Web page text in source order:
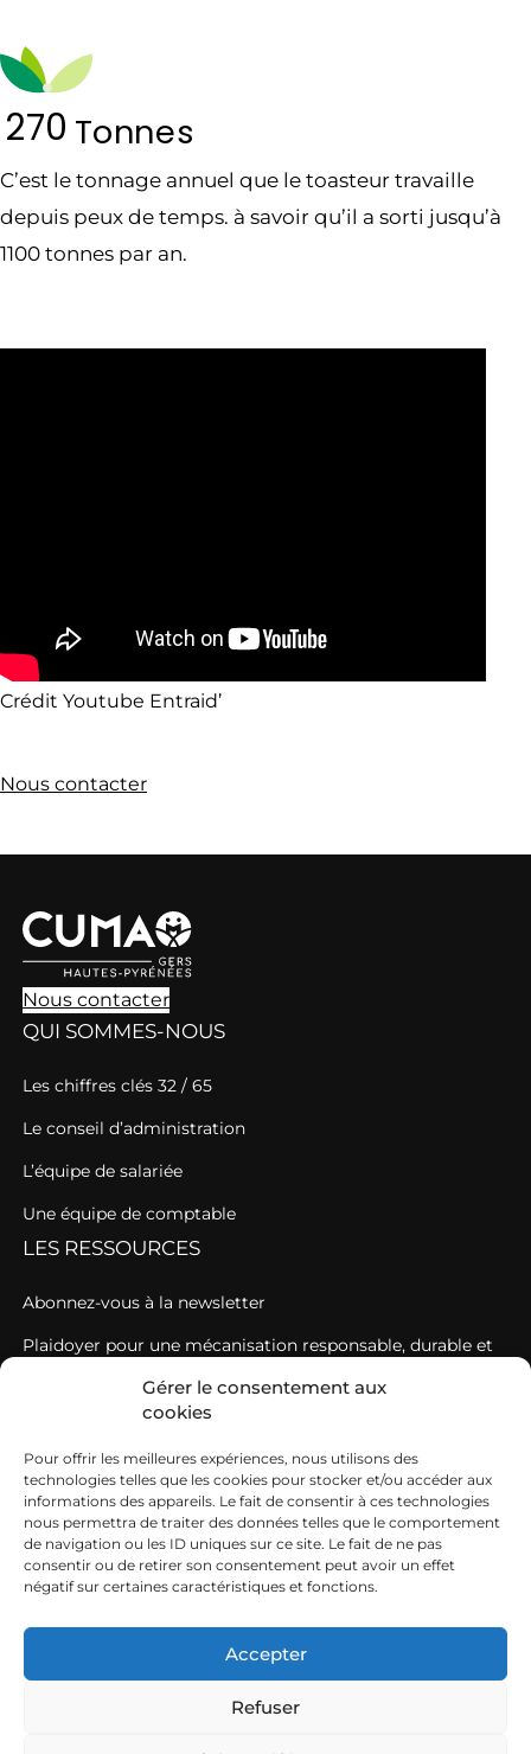
Gérer le consentement aux
cookies
Pour offrir les meilleures expériences, nous utilisons des
technologies telles que les cookies pour stocker et/ou accéder aux
informations des appareils. Le fait de consentir à ces technologies
nous permettra de traiter des données telles que le comportement
de navigation ou les ID uniques sur ce site. Le fait de ne pas
consentir ou de retirer son consentement peut avoir un effet
négatif sur certaines caractéristiques et fonctions.
Accepter
Refuser
270 Tonnes
C’est le tonnage annuel que le toasteur travaille
depuis peux de temps. à savoir qu’il a sorti jusqu’à
1100 tonnes par an.
Crédit Youtube Entraid’
Nous contacter
Nous contacter
QUI SOMMES-NOUS
Les chiffres clés 32 / 65
Le conseil d’administration
L’équipe de salariée
Une équipe de comptable
LES RESSOURCES
Abonnez-vous à la newsletter
Plaidoyer pour une mécanisation responsable, durable et
vivable de l’agriculture française
Histoire(s) de Cuma : l’exposition
L’EMPLOI EN CUMA
Nos offres d’emploi
REJOINDRE UNE CUMA
Comment rejoindre une Cuma ?